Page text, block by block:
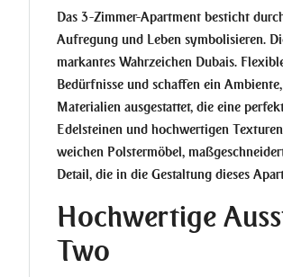
Das 3-Zimmer-Apartment besticht
Aufregung und Leben symbolisieren.
markantes Wahrzeichen Dubais.
Bedürfnisse und schaffen ein
Materialien ausgestattet, die eine
Edelsteinen und hochwertigen
weichen Polstermöbel,
Detail, die in die Gestaltung dieses
Hochwertige
Two